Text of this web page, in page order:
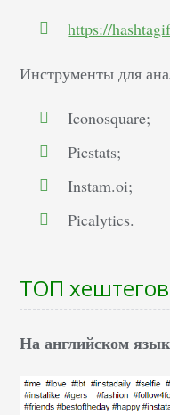
https://
Инструменты для
Iconosquare;
Picstats;
Instam.oi;
Picalytics.
ТОП
На английском